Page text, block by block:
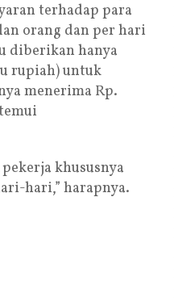
terhadap para
orang dan per hari
diberikan hanya
rupiah) untuk
menerima Rp.
khususnya
hari,” harapnya.